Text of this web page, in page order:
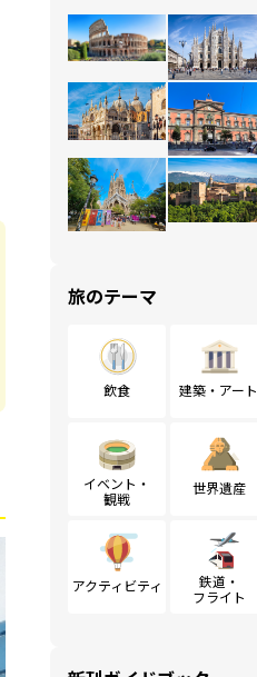
旅のテーマ
飲食 建築・アート
イベント・
観戦
世界遺産
アクティビティ
鉄道・
フライト